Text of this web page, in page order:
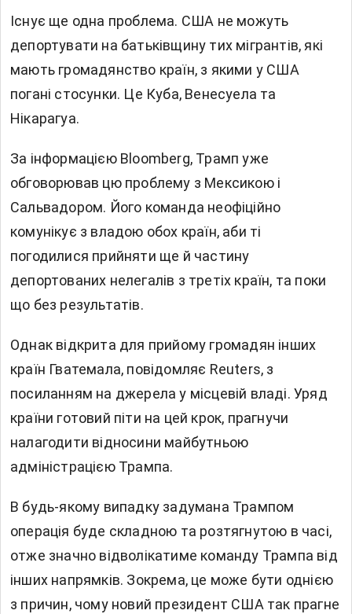
Існує ще одна проблема. США не можуть
депортувати на батьківщину тих мігрантів, які
мають громадянство країн, з якими у США
погані стосунки. Це Куба, Венесуела та
Нікарагуа.
За інформацією Bloomberg, Трамп уже
обговорював цю проблему з Мексикою і
Сальвадором. Його команда неофіційно
комунікує з владою обох країн, аби ті
погодилися прийняти ще й частину
депортованих нелегалів з третіх країн, та поки
що без результатів.
Однак відкрита для прийому громадян інших
країн Гватемала, повідомляє Reuters, з
посиланням на джерела у місцевій владі. Уряд
країни готовий піти на цей крок, прагнучи
налагодити відносини майбутньою
адміністрацією Трампа.
В будь-якому випадку задумана Трампом
операція буде складною та розтягнутою в часі,
отже значно відволікатиме команду Трампа від
інших напрямків. Зокрема, це може бути однією
з причин, чому новий президент США так прагне